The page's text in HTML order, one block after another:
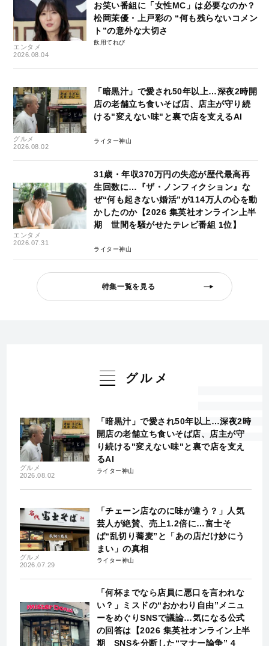
エンタメ
2026.08.04
お笑い番組に「女性MC」は必要なのか？
松岡茉優・上戸彩の “何も残らないコメン
ト”の意外な大切さ
飲用てれび
グルメ
2026.08.02
「暗黒汁」で愛され50年以上…深夜2時開
店の老舗立ち食いそば店、店主が守り続
ける"変えない味"と裏で店を支えるAI
ライター神山
エンタメ
2026.07.31
31歳・年収370万円の失恋が歴代最高再
生回数に…『ザ・ノンフィクション』な
ぜ“何も起きない婚活”が114万人の心を動
かしたのか【2026 集英社オンライン上半
期 世間を騒がせたテレビ番組 1位】
ライター神山
特集一覧を見る
グルメ
グルメ
2026.08.02
「暗黒汁」で愛され50年以上…深夜2時
開店の老舗立ち食いそば店、店主が守
り続ける"変えない味"と裏で店を支え
るAI
ライター神山
グルメ
2026.07.29
「チェーン店なのに味が違う？」人気
芸人が絶賛、売上1.2倍に…富士そ
ば“乱切り蕎麦”と「あの店だけ妙にう
まい」の真相
ライター神山
「何杯までなら店員に悪口を言われな
い？」ミスドの“おかわり自由”メニュ
ーをめぐりSNSで議論…気になる公式
の回答は【2026 集英社オンライン上半
期 SNSを分断した“マナー論争” 4